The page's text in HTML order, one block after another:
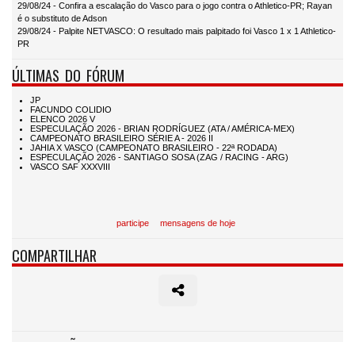
29/08/24 - Confira a escalação do Vasco para o jogo contra o Athletico-PR; Rayan
é o substituto de Adson
29/08/24 - Palpite NETVASCO: O resultado mais palpitado foi Vasco 1 x 1 Athletico-
PR
ÚLTIMAS DO FÓRUM
participe mensagens de hoje
COMPARTILHAR